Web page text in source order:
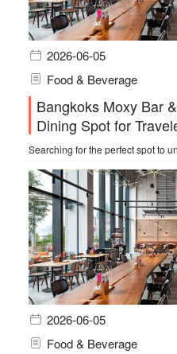
2026-06-05
Food & Beverage
Bangkoks Moxy Bar
Dining Spot for
Searching for the perfect spot to
2026-06-05
Food & Beverage